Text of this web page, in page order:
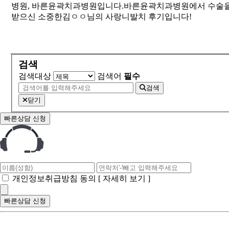
병원, 바른윤곽치과병원입니다. 바른윤곽치과병원에서 수술
받으신 소중한김ㅇㅇ님의 사랑니발치 후기입니다!
검색
검색대상 검색어 필수
검색
닫기
빠른상담 신청
개인정보취급방침 동의 [ 자세히 보기 ]
빠른상담 신청